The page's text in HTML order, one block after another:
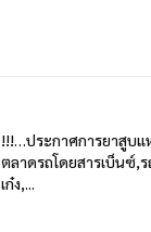
!!!…ประกาศการยาสูบแ
ตลาดรถโดยสารเบ็นซ์,
เก๋ง,...